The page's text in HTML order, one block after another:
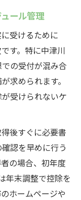
ール管理
受けるために
す。特に中津川
の受付が混み合
求められます。
受けられないケ
後すぐに必要書
認を早めに行う
の場合、初年度
年末調整で控除を
ホームページや